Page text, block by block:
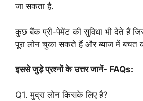
जा सकता है.
कुछ बैंक प्री-पेमेंट की सुविधा भी देते हैं
पूरा लोन चुका सकते हैं और ब्याज में
इससे जुड़े प्रश्नों के उत्तर जानें- FAQs:
Q1. मुद्रा लोन किसके लिए है?